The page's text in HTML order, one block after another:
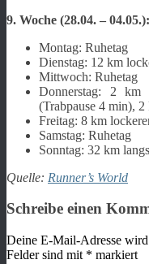
9. Woche (28.04. – 04.05.):
Montag: Ruhetag
Dienstag: 12 km
Mittwoch: Ruhetag
Donnerstag: 2
(Trabpause 4 min),
Freitag: 8 km
Samstag: Ruhetag
Sonntag: 32 km
Quelle: Runner’s World
Schreibe einen
Deine E-Mail-Adresse
Felder sind mit * markiert